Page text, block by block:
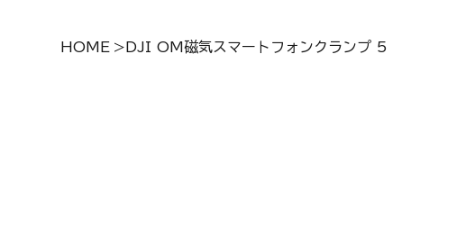
HOME > DJI OM磁気スマートフォンクランプ 5